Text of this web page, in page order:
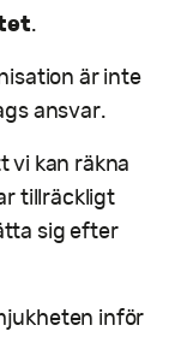
.
är inte
ansvar.
vi kan räkna
tillräckligt
sig efter
inför